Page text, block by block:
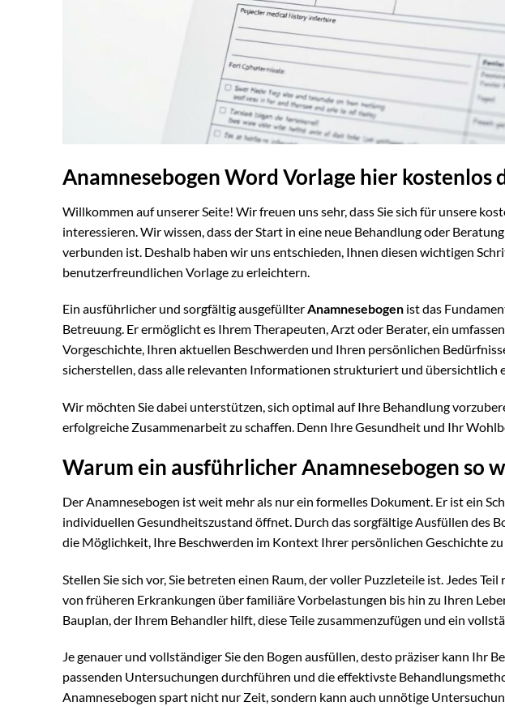
Anamnesebogen Word Vorlage hier kostenlos
Willkommen auf unserer Seite! Wir freuen uns sehr, dass Sie sich für unsere
interessieren. Wir wissen, dass der Start in eine neue Behandlung oder
verbunden ist. Deshalb haben wir uns entschieden, Ihnen diesen wichtigen
benutzerfreundlichen Vorlage zu erleichtern.
Ein ausführlicher und sorgfältig ausgefüllterAnamnesebogen ist das
Betreuung. Er ermöglicht es Ihrem Therapeuten, Arzt oder Berater, ein
Vorgeschichte, Ihren aktuellen Beschwerden und Ihren persönlichen
sicherstellen, dass alle relevanten Informationen strukturiert und übersichtlich
Wir möchten Sie dabei unterstützen, sich optimal auf Ihre Behandlung
erfolgreiche Zusammenarbeit zu schaffen. Denn Ihre Gesundheit und Ihr
Warum ein ausführlicher Anamnesebogen so
Der Anamnesebogen ist weit mehr als nur ein formelles Dokument. Er ist ein
individuellen Gesundheitszustand öffnet. Durch das sorgfältige Ausfüllen des
die Möglichkeit, Ihre Beschwerden im Kontext Ihrer persönlichen Geschichte
Stellen Sie sich vor, Sie betreten einen Raum, der voller Puzzleteile ist. Jedes
von früheren Erkrankungen über familiäre Vorbelastungen bis hin zu Ihren
Bauplan, der Ihrem Behandler hilft, diese Teile zusammenzufügen und ein
Je genauer und vollständiger Sie den Bogen ausfüllen, desto präziser kann Ihr
passenden Untersuchungen durchführen und die effektivste
Anamnesebogen spart nicht nur Zeit, sondern kann auch unnötige